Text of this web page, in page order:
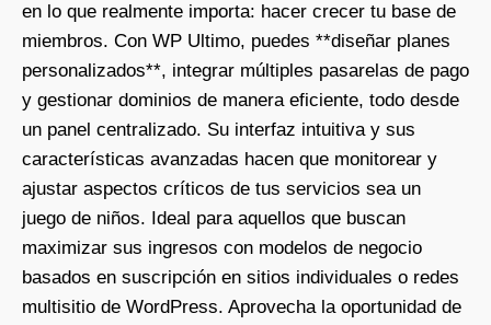
en lo que realmente importa: hacer crecer tu base de
miembros. Con WP Ultimo, puedes **diseñar planes
personalizados**, integrar múltiples pasarelas de pago
y gestionar dominios de manera eficiente, todo desde
un panel centralizado. Su interfaz intuitiva y sus
características avanzadas hacen que monitorear y
ajustar aspectos críticos de tus servicios sea un
juego de niños. Ideal para aquellos que buscan
maximizar sus ingresos con modelos de negocio
basados en suscripción en sitios individuales o redes
multisitio de WordPress. Aprovecha la oportunidad de